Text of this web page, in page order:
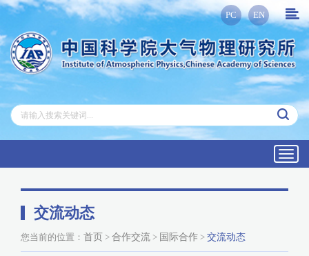
PC EN
交流动态
您当前的位置： 首页 > 合作交流 > 国际合作 > 交流动态